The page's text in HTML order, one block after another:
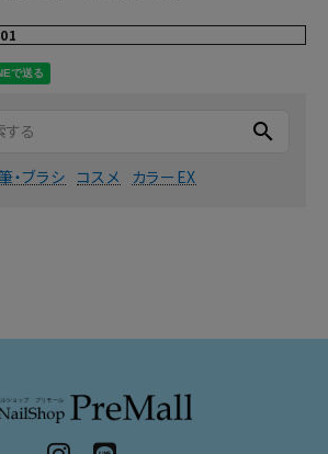
search
・ブラシ コスメ カラーEX